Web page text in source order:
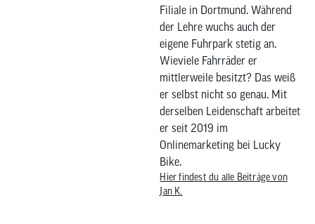
Filiale in Dortmund. Während
der Lehre wuchs auch der
eigene Fuhrpark stetig an.
Wieviele Fahrräder er
mittlerweile besitzt? Das weiß
er selbst nicht so genau. Mit
derselben Leidenschaft arbeitet
er seit 2019 im
Onlinemarketing bei Lucky
Bike.
Hier findest du alle Beiträge von
Jan K.